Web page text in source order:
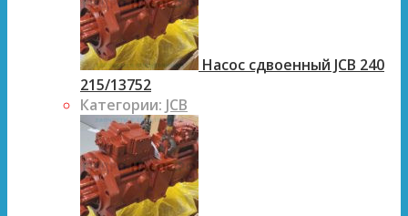
Насос сдвоенный JCB 240
215/13752
Категории: JCB